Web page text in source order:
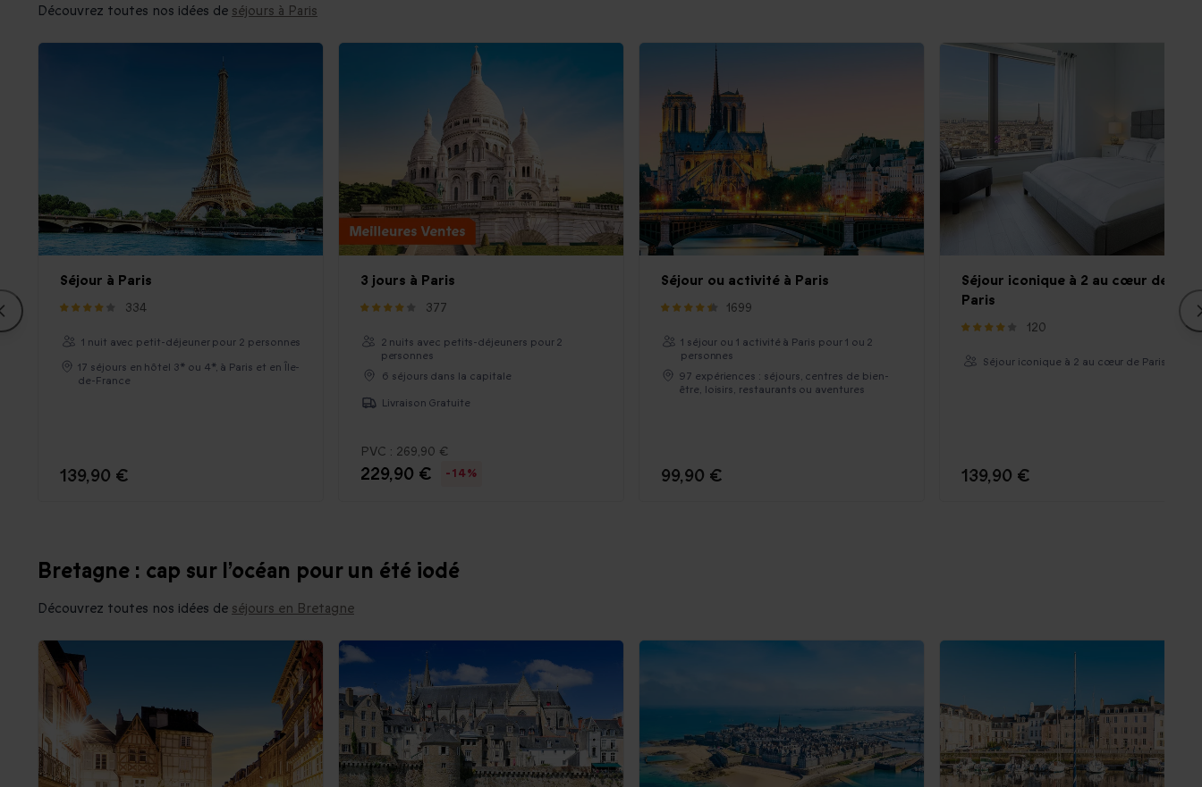
Découvrez toutes nos idées de séjours à Paris
Séjour à Paris
334
1 nuit avec petit-déjeuner pour 2 personnes
17 séjours en hôtel 3* ou 4*, à Paris et en Île-
de-France
139,90 €
3 jours à Paris
377
2 nuits avec petits-déjeuners pour 2
personnes
6 séjours dans la capitale
Livraison Gratuite
PVC : 269,90 €
229,90 € -14%
Séjour ou activité à Paris
1699
1 séjour ou 1 activité à Paris pour 1 ou 2
personnes
97 expériences : séjours, centres de bien-
être, loisirs, restaurants ou aventures
99,90 €
Séjour iconique à 2 au cœur de
Paris
120
Séjour iconique à 2 au cœur de Paris
139,90 €
Bretagne : cap sur l’océan pour un été iodé
Découvrez toutes nos idées de séjours en Bretagne